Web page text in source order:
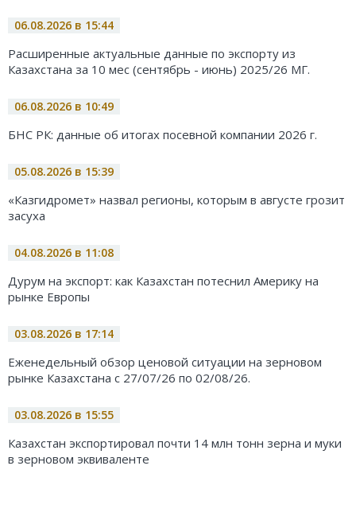
06.08.2026 в 15:44
Расширенные актуальные данные по экспорту из
Казахстана за 10 мес (сентябрь - июнь) 2025/26 МГ.
06.08.2026 в 10:49
БНС РК: данные об итогах посевной компании 2026 г.
05.08.2026 в 15:39
«Казгидромет» назвал регионы, которым в августе грозит
засуха
04.08.2026 в 11:08
Дурум на экспорт: как Казахстан потеснил Америку на
рынке Европы
03.08.2026 в 17:14
Еженедельный обзор ценовой ситуации на зерновом
рынке Казахстана с 27/07/26 по 02/08/26.
03.08.2026 в 15:55
Казахстан экспортировал почти 14 млн тонн зерна и муки
в зерновом эквиваленте